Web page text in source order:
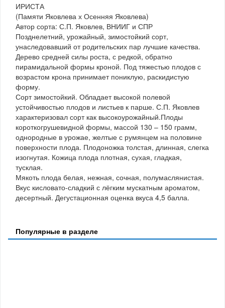
ИРИСТА
(Памяти Яковлева х Осенняя Яковлева)
Автор сорта: С.П. Яковлев, ВНИИГ и СПР
Позднелетний, урожайный, зимостойкий сорт,
унаследовавший от родительских пар лучшие качества.
Дерево средней силы роста, с редкой, обратно
пирамидальной формы кроной. Под тяжестью плодов с
возрастом крона принимает пониклую, раскидистую
форму.
Сорт зимостойкий. Обладает высокой полевой
устойчивостью плодов и листьев к парше. С.П. Яковлев
характеризовал сорт как высокоурожайный.Плоды
короткогрушевидной формы, массой 130 – 150 грамм,
однородные в урожае, желтые с румянцем на половине
поверхности плода. Плодоножка толстая, длинная, слегка
изогнутая. Кожица плода плотная, сухая, гладкая,
тусклая.
Мякоть плода белая, нежная, сочная, полумаслянистая.
Вкус кисловато-сладкий с лёгким мускатным ароматом,
десертный. Дегустационная оценка вкуса 4,5 балла.
Популярные в разделе